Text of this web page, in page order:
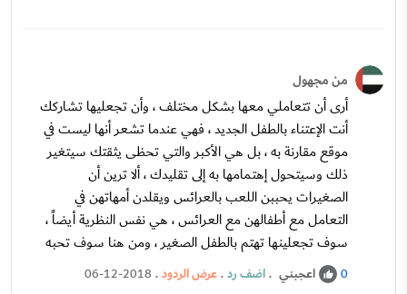
من مجهول
أرى أن تتعاملي معها بشكل مختلف ، وأن تجعليها تشاركك
أنت الإعتناء بالطفل الجديد ، فهي عندما تشعر أنها ليست في
موقع مقارنة به ، بل هي الأكبر والتي تحظى يثقتك سيتغير
ذلك وسيتحول إهتمامها به إلى تقليدك ، ألا ترين أن
الصغيرات يحببن اللعب بالعرائس ويقلدن أمهاتهن في
التعامل مع أطفالهن مع العرائس ، هي نفس النظرية أيضاً ،
سوف تجعلينها تهتم بالطفل الصغير ، ومن هنا سوف تحبه
0 اعجبني .اضف رد.عرض الردود.
06-12-2018